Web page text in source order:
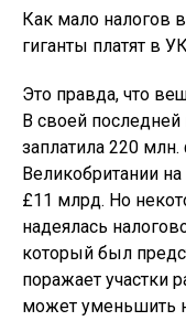
Как мало налогов
гиганты платят в
Это правда, что
В своей
заплатила 220
Великобритании
£11 млрд. Но
надеялась
который был
поражает участки
может уменьшить